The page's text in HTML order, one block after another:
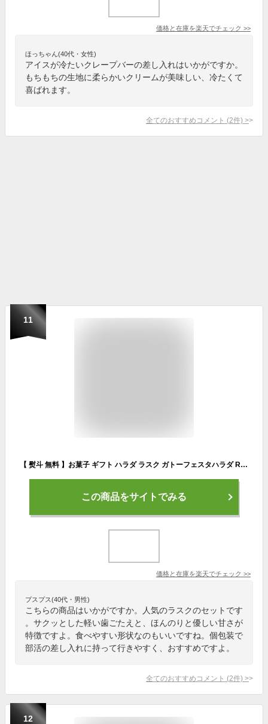
価格と在庫を楽天でチェック >>
ほっちゃん(40代・女性)
アイスが冷たいクレープバーの差し入れはいかがですか。
もちもちの生地に柔らかいクリームが美味しい、冷たくて
喜ばれます。
全てのおすすめコメント (2件) >
11
【 熨斗 無料 】お菓子 ギフト ハラダ ラスク ガトーフェスタハラダ R4 化粧中箱 【2枚/1袋 × 13袋(26枚入)】グーテ デ ロワ 大量 配る 焼き菓子 手土産 お菓子 退職 ホワイトチョコレート 会社 送料無料 2025 お歳暮 人気ランキング
この商品をサイトでみる
価格と在庫を楽天でチェック >>
プスプス(40代・男性)
こちらの商品はいかがですか。人気のラスクのセットです
。サクッとした軽い歯ごたえと、ほんのりと優しい甘さが
特徴ですよ。食べやすい形状なのもいいですね。個包装で
部活の差し入れに持って行きやすく、おすすめですよ。
全てのおすすめコメント (2件) >
12